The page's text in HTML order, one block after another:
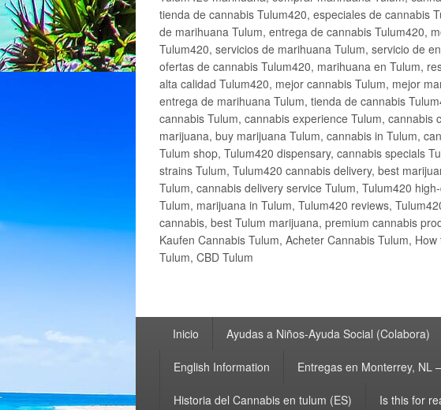
tienda de cannabis Tulum420, especiales de cannabis
de marihuana Tulum, entrega de cannabis Tulum420,
Tulum420, servicios de marihuana Tulum, servicio de
ofertas de cannabis Tulum420, marihuana en Tulum,
alta calidad Tulum420, mejor cannabis Tulum, mejor
entrega de marihuana Tulum, tienda de cannabis
cannabis Tulum, cannabis experience Tulum,
marijuana, buy marijuana Tulum, cannabis in Tulum,
Tulum shop, Tulum420 dispensary, cannabis specials
strains Tulum, Tulum420 cannabis delivery, best
Tulum, cannabis delivery service Tulum, Tulum420
Tulum, marijuana in Tulum, Tulum420 reviews,
cannabis, best Tulum marijuana, premium cannabis
Kaufen Cannabis Tulum, Acheter Cannabis Tulum,
Tulum, CBD Tulum
principalInicio Ayudas a Niños-Ayuda Social (Colabora)
English Information Entregas en Monterrey, NL
Historia del Cannabis en tulum (ES) Is this for